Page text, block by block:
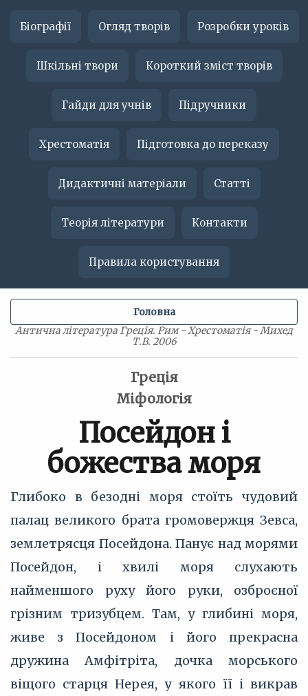
Біографії Огляд творів Розробки уроків
Шкільні твори Короткий зміст творів
Гайди для учнів Підручники
Хрестоматія Підготовка до переказу
Дидактичні матеріали Статті
Теорія літератури Контакти
Правила користування
Антична література Греція. Рим - Хрестоматія - Михед
Т.В. 2006
Головна
Греція
Міфологія
Посейдон і
божества моря
Глибоко в безодні моря стоїть чудовий
палац великого брата громовержця Зевса,
землетрясця Посейдона. Панує над морями
Посейдон, і хвилі моря слухають
найменшого руху його руки, озброєної
грізним тризубцем. Там, у глибині моря,
живе з Посейдоном і його прекрасна
дружина Амфітріта, дочка морського
віщого старця Нерея, у якого її і викрав